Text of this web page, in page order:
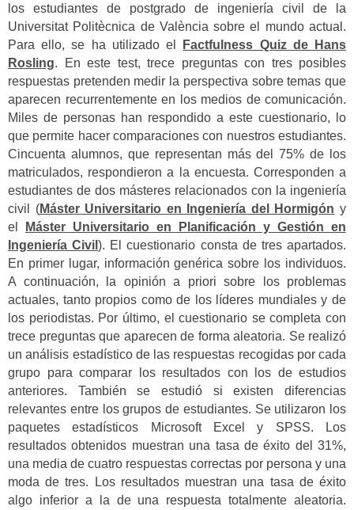
los estudiantes de postgrado de ingeniería civil de la
Universitat Politècnica de València sobre el mundo actual.
Para ello, se ha utilizado el
Factfulness Quiz de Hans
Rosling. En este test, trece preguntas con tres posibles
respuestas pretenden medir la perspectiva sobre temas que
aparecen recurrentemente en los medios de comunicación.
Miles de personas han respondido a este cuestionario, lo
que permite hacer comparaciones con nuestros estudiantes.
Cincuenta alumnos, que representan más del 75% de los
matriculados, respondieron a la encuesta. Corresponden a
estudiantes de dos másteres relacionados con la ingeniería
civil (Máster Universitario en Ingeniería del Hormigón y
el
Máster Universitario en Planificación y Gestión en
Ingeniería Civil). El cuestionario consta de tres apartados.
En primer lugar, información genérica sobre los individuos.
A continuación, la opinión a priori sobre los problemas
actuales, tanto propios como de los líderes mundiales y de
los periodistas. Por último, el cuestionario se completa con
trece preguntas que aparecen de forma aleatoria. Se realizó
un análisis estadístico de las respuestas recogidas por cada
grupo para comparar los resultados con los de estudios
anteriores. También se estudió si existen diferencias
relevantes entre los grupos de estudiantes. Se utilizaron los
paquetes estadísticos Microsoft Excel y SPSS. Los
resultados obtenidos muestran una tasa de éxito del 31%,
una media de cuatro respuestas correctas por persona y una
moda de tres. Los resultados muestran una tasa de éxito
algo inferior a la de una respuesta totalmente aleatoria.